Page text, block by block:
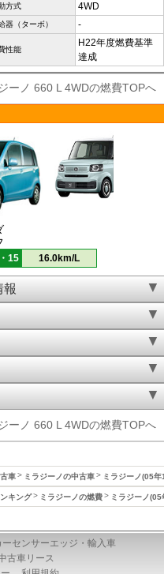
方式 4WD
器（ターボ） -
性能
H22年度燃費基準
達成
ーノ 660 L 4WDの燃費TOPへ
15 16.0km/L
報
ーノ 660 L 4WDの燃費TOPへ
車 ミラジーノの中古車 ミラジーノ(05
キング ミラジーノの燃費 ミラジーノ
ーセンサーエッジ・輸入車
古車リース